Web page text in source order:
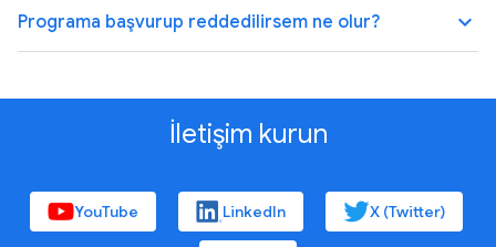
keyboard_arrow_up
Programa başvurup reddedilirsem ne olur?
İletişim kurun
YouTube LinkedIn X (Twitter)